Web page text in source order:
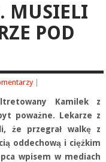
MUSIELI
POD
Kamilek z
poważne. Lekarze z
że przegrał walkę z
oddechową i ciężkim
wpisem w mediach